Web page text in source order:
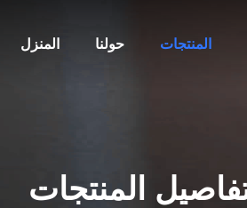
المنزل حولنا المنتجات
المنتجات